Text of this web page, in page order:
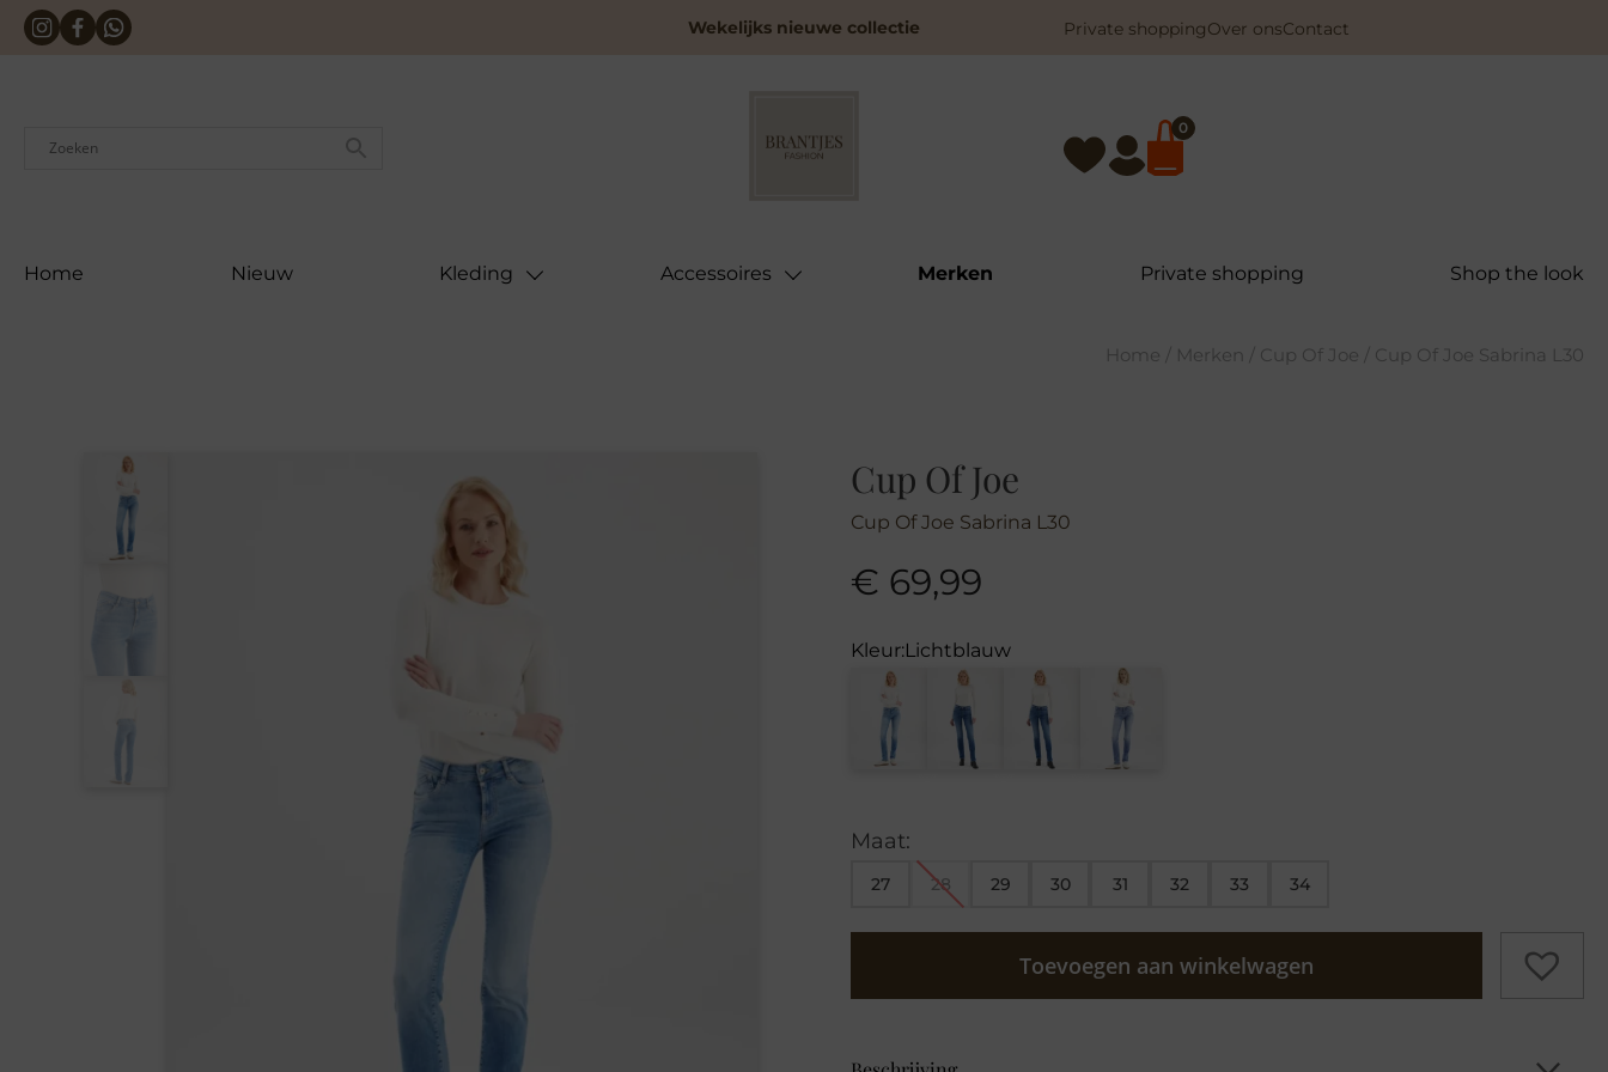
Skip
Wekelijks nieuwe collectie Private shoppingOver onsContact
0
Home Nieuw Kleding Accessoires Merken Private shopping Shop the look
Home / Merken / Cup Of Joe / Cup Of Joe Sabrina L30
Cup Of Joe
Cup Of Joe Sabrina L30
€ 69,99
Kleur:Lichtblauw
Maat:
27 28 29 30 31 32 33 34
Toevoegen aan winkelwagen